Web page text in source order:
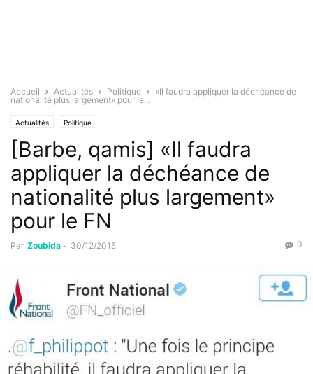
Accueil Actualités Politique
«Il faudra appliquer la déchéance de
nationalité plus largement» pour le...
Actualités Politique
[Barbe, qamis] «Il faudra
appliquer la déchéance de
nationalité plus largement»
pour le FN
Par Zoubida - 30/12/2015 0